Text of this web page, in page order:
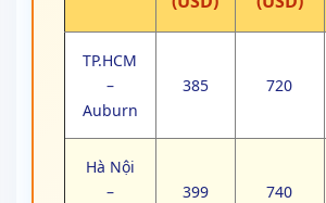
TP.HCM
–
Auburn
385 720
Hà Nội
–
399 740